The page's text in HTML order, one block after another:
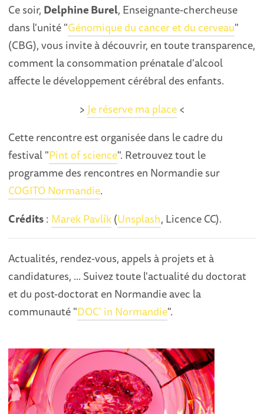
Ce soir, Delphine Burel, Enseignante-chercheuse
dans l'unité "Génomique du cancer et du cerveau"
(CBG), vous invite à découvrir, en toute transparence,
comment la consommation prénatale d'alcool
affecte le développement cérébral des enfants.
> Je réserve ma place<
Cette rencontre est organisée dans le cadre du
festival "Pint of science". Retrouvez tout le
programme des rencontres en Normandie sur
COGITO Normandie.
Crédits: Marek Pavlík(Unsplash, Licence CC).
Actualités, rendez-vous, appels à projets et à
candidatures, ... Suivez toute l'actualité du doctorat
et du post-doctorat en Normandie avec la
communauté "DOC' in Normandie".